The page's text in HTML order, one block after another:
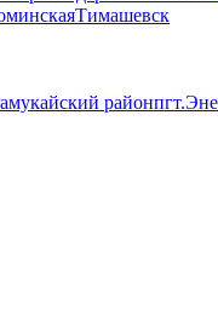
Тимашевск
район